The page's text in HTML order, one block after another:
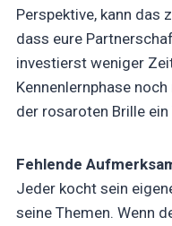
Perspektive, kann das
dass eure
investierst weniger
Kennenlernphase
der rosaroten Brille
Fehlende
Jeder kocht sein
seine Themen. Wenn